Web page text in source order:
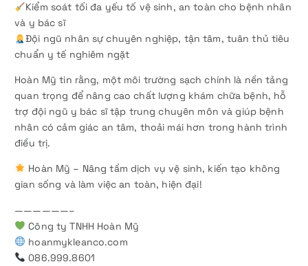
Kiểm soát tối đa yếu tố vệ sinh, an toàn cho bệnh nhân
và y bác sĩ
Đội ngũ nhân sự chuyên nghiệp, tận tâm, tuân thủ tiêu
chuẩn y tế nghiêm ngặt
Hoàn Mỹ tin rằng, một môi trường sạch chính là nền tảng
quan trọng để nâng cao chất lượng khám chữa bệnh, hỗ
trợ đội ngũ y bác sĩ tập trung chuyên môn và giúp bệnh
nhân có cảm giác an tâm, thoải mái hơn trong hành trình
điều trị.
Hoàn Mỹ – Nâng tầm dịch vụ vệ sinh, kiến tạo không
gian sống và làm việc an toàn, hiện đại!
——————–
Công ty TNHH Hoàn Mỹ
hoanmykleanco.com
086.999.8601